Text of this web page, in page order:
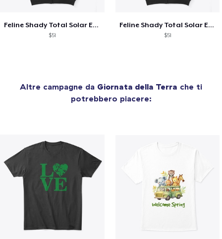
Feline Shady Total Solar Eclipse Tijuana
$51
Feline Shady Total Solar Eclipse Toledo
$51
Altre campagne da Giornata della Terra che ti
potrebbero piacere: